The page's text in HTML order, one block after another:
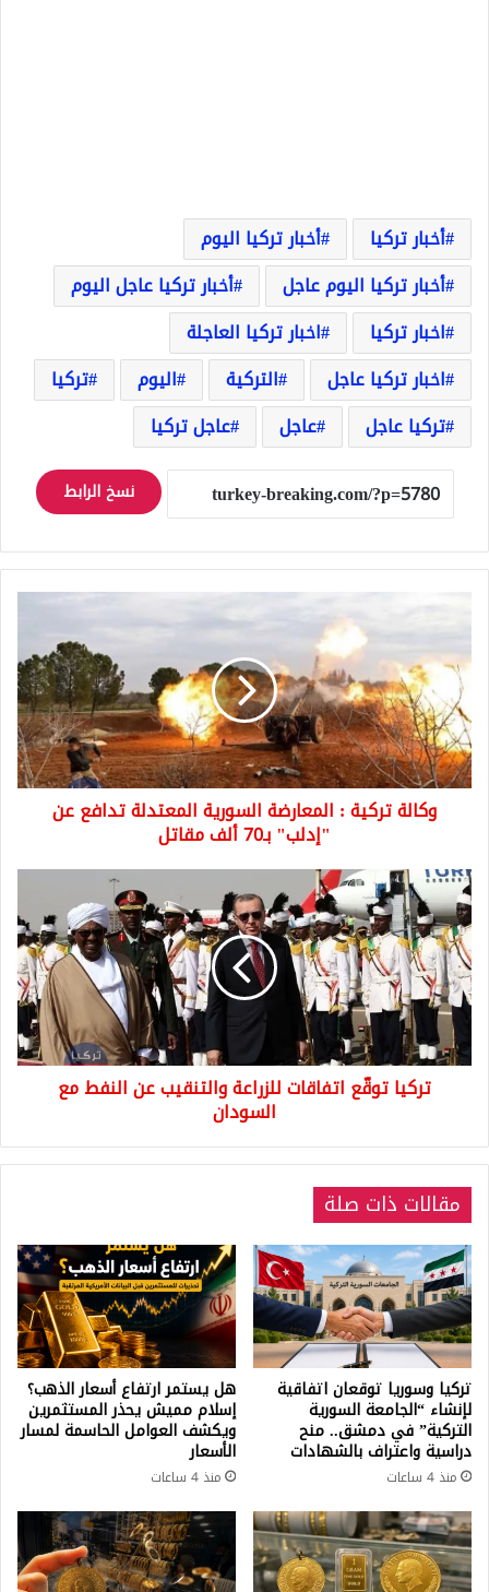
أخبار تركيا
أخبار تركيا اليوم
أخبار تركيا اليوم عاجل
أخبار تركيا عاجل اليوم
اخبار تركيا
اخبار تركيا العاجلة
اخبار تركيا عاجل
التركية اليوم
تركيا
تركيا عاجل
عاجل عاجل تركيا
نسخ الرابط
المعارضة
السورية
المعتدلة
تدافع
عن
"إدلب"
وكالة تركية : المعارضة السورية المعتدلة تدافع عن
"إدلب" بـ70 ألف مقاتل
تركيا
توقّع
اتفاقات
للزراعة
والتنقيب
عن
النفط
مع
السودان
تركيا توقّع اتفاقات للزراعة والتنقيب عن النفط مع
السودان
مقالات ذات صلة
تركيا وسوريا توقعان اتفاقية
لإنشاء “الجامعة السورية
التركية” في دمشق.. منح
دراسية واعتراف بالشهادات
منذ 4 ساعات
هل يستمر ارتفاع أسعار الذهب؟
إسلام مميش يحذر المستثمرين
ويكشف العوامل الحاسمة لمسار
الأسعار
منذ 4 ساعات